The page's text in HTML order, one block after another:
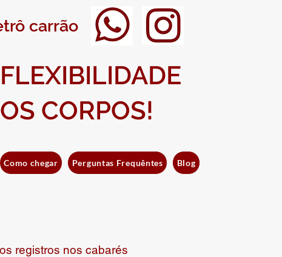
carrão
CORPOS!
Como chegar Perguntas Frequêntes Blog
registros nos cabarés